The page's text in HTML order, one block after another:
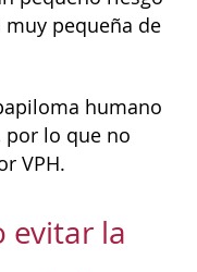
pequeña de
humano
por lo que no
VPH.
evitar la